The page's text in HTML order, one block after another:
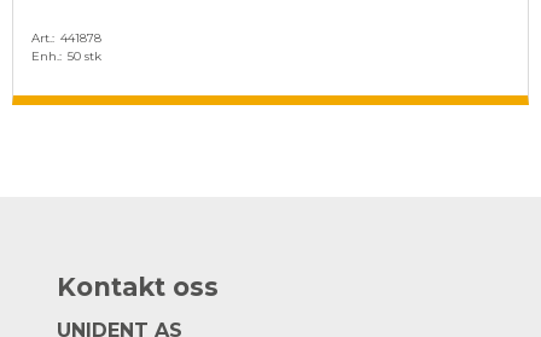
Art. 441878
Enh. 50 stk
Kontakt oss
UNIDENT AS